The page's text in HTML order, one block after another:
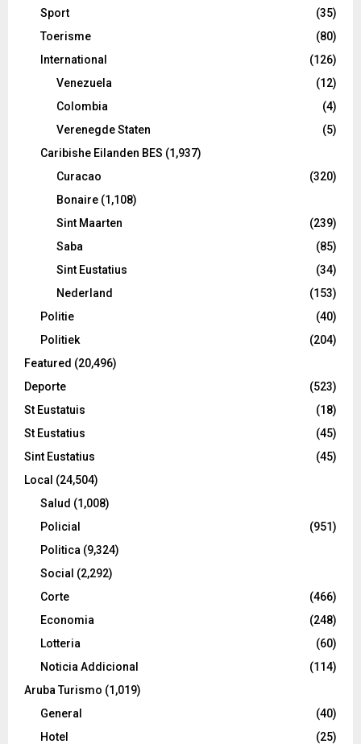
Sport
(35)
Toerisme
(80)
International
(126)
Venezuela
(12)
Colombia
(4)
Verenegde Staten
(5)
Caribishe Eilanden BES (1,937)
Curacao
(320)
Bonaire (1,108)
Sint Maarten
(239)
Saba
(85)
Sint Eustatius
(34)
Nederland
(153)
Politie
(40)
Politiek
(204)
Featured (20,496)
Deporte
(523)
St Eustatuis
(18)
St Eustatius
(45)
Sint Eustatius
(45)
Local (24,504)
Salud (1,008)
Policial
(951)
Politica (9,324)
Social (2,292)
Corte
(466)
Economia
(248)
Lotteria
(60)
Noticia Addicional
(114)
Aruba Turismo (1,019)
General
(40)
Hotel
(25)